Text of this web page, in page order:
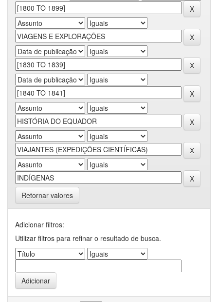
Retornar valores
Adicionar filtros:
Utilizar filtros para refinar o resultado de busca.